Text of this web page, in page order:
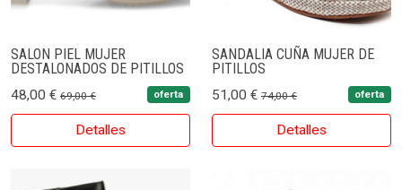
SALON PIEL MUJER
DESTALONADOS DE PITILLOS
48,00 € 69,00 € oferta
Detalles
SANDALIA CUÑA MUJER DE
PITILLOS
51,00 € 74,00 € oferta
Detalles